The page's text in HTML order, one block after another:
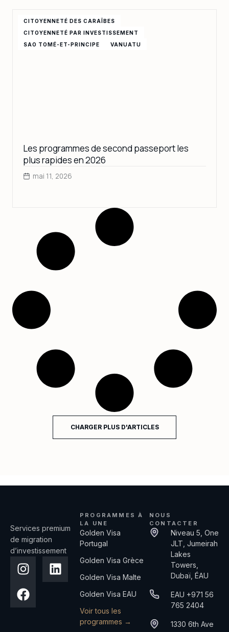
CITOYENNETÉ DES CARAÏBES
CITOYENNETÉ PAR INVESTISSEMENT
SAO TOMÉ-ET-PRINCIPE
VANUATU
Les programmes de second passeport les
plus rapides en 2026
mai 11, 2026
CHARGER PLUS D'ARTICLES
Services premium
de migration
d’investissement
PROGRAMMES À
LA UNE
Golden Visa
Portugal
Golden Visa Grèce
Golden Visa Malte
Golden Visa EAU
Voir tous les
programmes →
NOUS
CONTACTER
Niveau 5, One
JLT, Jumeirah
Lakes
Towers,
Dubaï, ÉAU
EAU +971 56
765 2404
1330 6th Ave